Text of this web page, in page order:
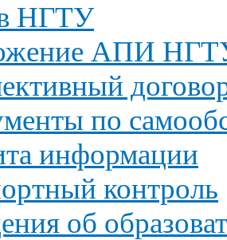
НГТУ
АПИ
по
информации
контроль
об